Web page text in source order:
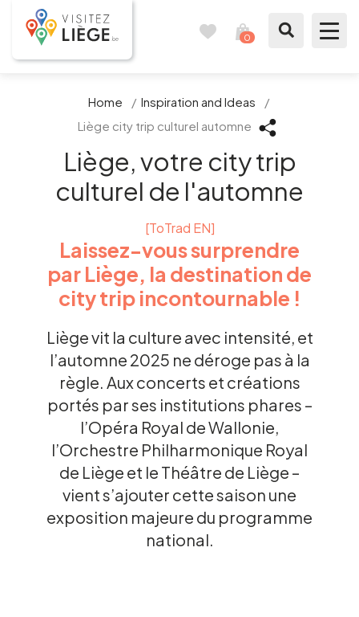
0
Like a citizen of Liège
Prepare my stay
City of Liège
Follow us
Presse
Groups and tour operators
Home / Inspiration and Ideas
/
Liège city trip culturel automne
Liège, votre city trip
culturel de l'automne
[ToTrad EN]
Laissez-vous surprendre
par Liège, la destination de
city trip incontournable !
Liège vit la culture avec intensité, et
l’automne 2025 ne déroge pas à la
règle. Aux concerts et créations
portés par ses institutions phares –
l’Opéra Royal de Wallonie,
l’Orchestre Philharmonique Royal
de Liège et le Théâtre de Liège –
vient s’ajouter cette saison une
exposition majeure du programme
national.